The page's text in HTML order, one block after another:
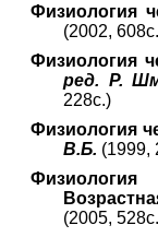
Физиология
(2002,
Физиология
ред. Р.
228с.)
Физиология
В.Б. (1999,
(2005,